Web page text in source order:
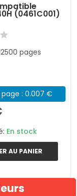
(0461C001)
pages
page : 0.007 €
En stock
AU PANIER